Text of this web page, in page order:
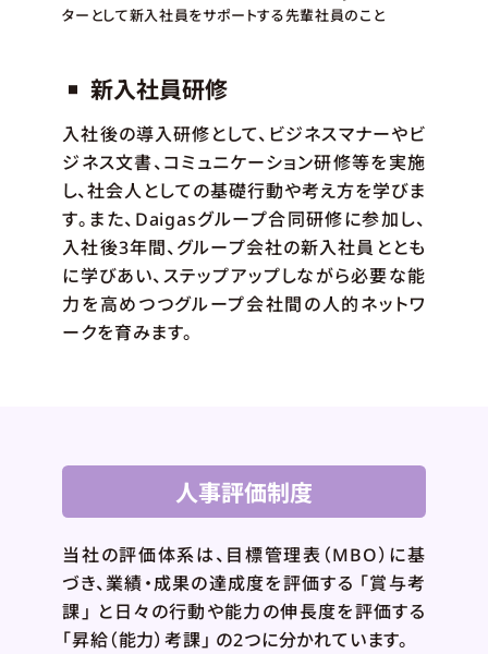
ターとして新入社員をサポートする先輩社員のこと
■ 新入社員研修
入社後の導入研修として、ビジネスマナーやビ
ジネス文書、コミュニケーション研修等を実施
し、社会人としての基礎行動や考え方を学びま
す。また、Daigasグループ合同研修に参加し、
入社後3年間、グループ会社の新入社員ととも
に学びあい、ステップアップしながら必要な能
力を高めつつグループ会社間の人的ネットワ
ークを育みます。
人事評価制度
当社の評価体系は、目標管理表（MBO）に基
づき、業績・成果の達成度を評価する 「賞与考
課」 と日々の行動や能力の伸長度を評価する
「昇給（能力）考課」 の2つに分かれています。